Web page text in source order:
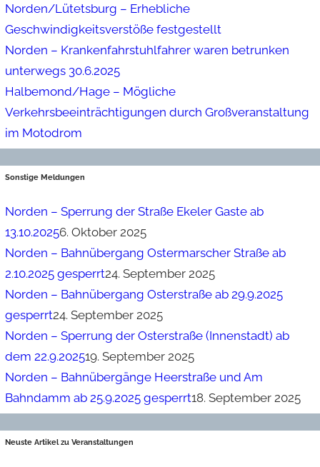
Norden/Lütetsburg – Erhebliche
Geschwindigkeitsverstöße festgestellt
Norden – Krankenfahrstuhlfahrer waren betrunken
unterwegs 30.6.2025
Halbemond/Hage – Mögliche
Verkehrsbeeinträchtigungen durch Großveranstaltung
im Motodrom
Sonstige Meldungen
Norden – Sperrung der Straße Ekeler Gaste ab
13.10.20256. Oktober 2025
Norden – Bahnübergang Ostermarscher Straße ab
2.10.2025 gesperrt24. September 2025
Norden – Bahnübergang Osterstraße ab 29.9.2025
gesperrt24. September 2025
Norden – Sperrung der Osterstraße (Innenstadt) ab
dem 22.9.202519. September 2025
Norden – Bahnübergänge Heerstraße und Am
Bahndamm ab 25.9.2025 gesperrt18. September 2025
Neuste Artikel zu Veranstaltungen